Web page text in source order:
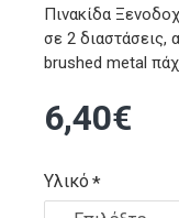
Πινακίδα
σε 2 διαστάσεις,
brushed metal
6,40€
Υλικό